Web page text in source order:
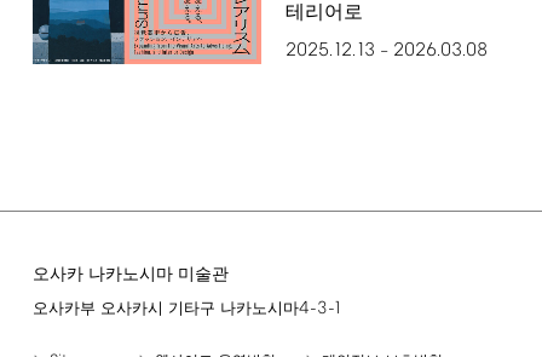
테리어로
2025.12.13 – 2026.03.08
오사카 나카노시마 미술관
오사카부 오사카시 기타구 나카노시마4-3-1